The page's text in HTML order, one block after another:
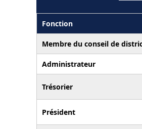
Fonction
Membre du conseil de
Administrateur
Trésorier
Président